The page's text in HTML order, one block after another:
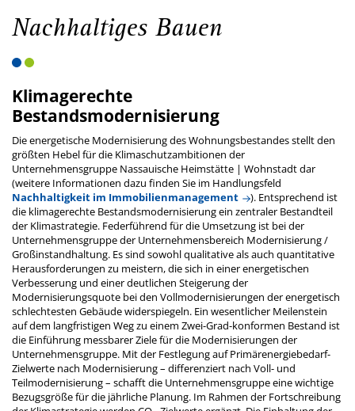
Nachhaltiges Bauen
Klimagerechte
Bestandsmodernisierung
Die energetische Modernisierung des Wohnungsbestandes stellt den
größten Hebel für die Klimaschutzambitionen der
Unternehmensgruppe Nassauische Heimstätte | Wohnstadt dar
(weitere Informationen dazu finden Sie im Handlungsfeld
Nachhaltigkeit im Immobilienmanagement
). Entsprechend ist
die klimagerechte Bestandsmodernisierung ein zentraler Bestandteil
der Klimastrategie. Federführend für die Umsetzung ist bei der
Unternehmensgruppe der Unternehmensbereich Modernisierung /
Großinstandhaltung. Es sind sowohl qualitative als auch quantitative
Herausforderungen zu meistern, die sich in einer energetischen
Verbesserung und einer deutlichen Steigerung der
Modernisierungsquote bei den Vollmodernisierungen der energetisch
schlechtesten Gebäude widerspiegeln. Ein wesentlicher Meilenstein
auf dem langfristigen Weg zu einem Zwei-Grad-konformen Bestand ist
die Einführung messbarer Ziele für die Modernisierungen der
Unternehmensgruppe. Mit der Festlegung auf Primärenergiebedarf-
Zielwerte nach Modernisierung – differenziert nach Voll- und
Teilmodernisierung – schafft die Unternehmensgruppe eine wichtige
Bezugsgröße für die jährliche Planung. Im Rahmen der Fortschreibung